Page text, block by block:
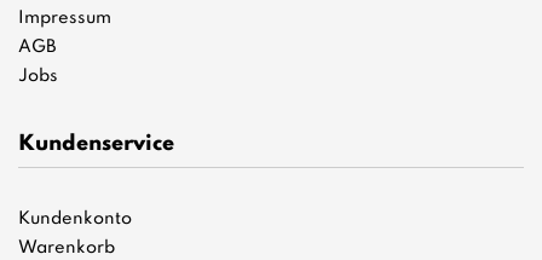
Impressum
AGB
Jobs
Kundenservice
Kundenkonto
Warenkorb